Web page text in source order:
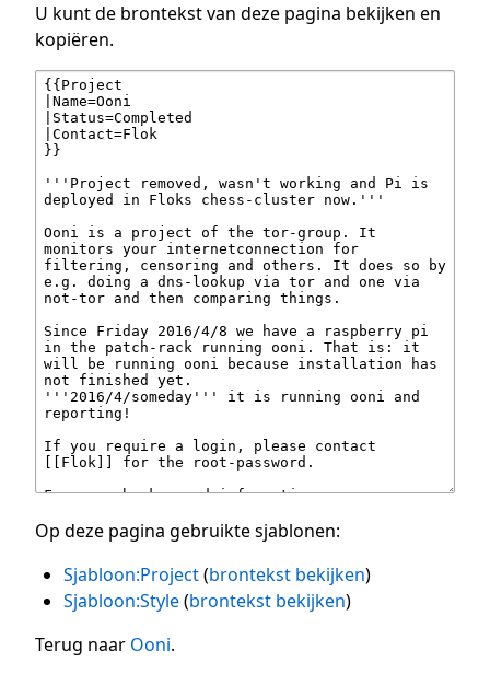
U kunt de brontekst van deze pagina bekijken en
kopiëren.
Op deze pagina gebruikte sjablonen:
Sjabloon:Project(brontekst bekijken)
Sjabloon:Style(brontekst bekijken)
Terug naar Ooni.